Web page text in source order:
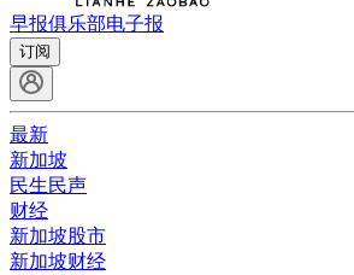
早报俱乐部电子报
订阅
最新
新加坡
民生民声
财经
新加坡股市
新加坡财经